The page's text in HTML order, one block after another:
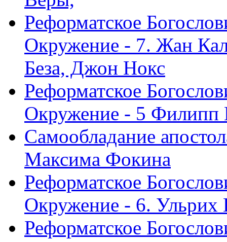
Реформатское
Окружение - 7. Жан
Беза, Джон Нокс
Реформатское
Окружение - 5 Филипп
Самообладание
Максима Фокина
Реформатское
Окружение - 6. Ульрих
Реформатское